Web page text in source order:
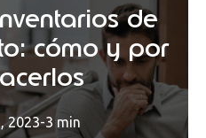
de
cómo y por
2023-3 min